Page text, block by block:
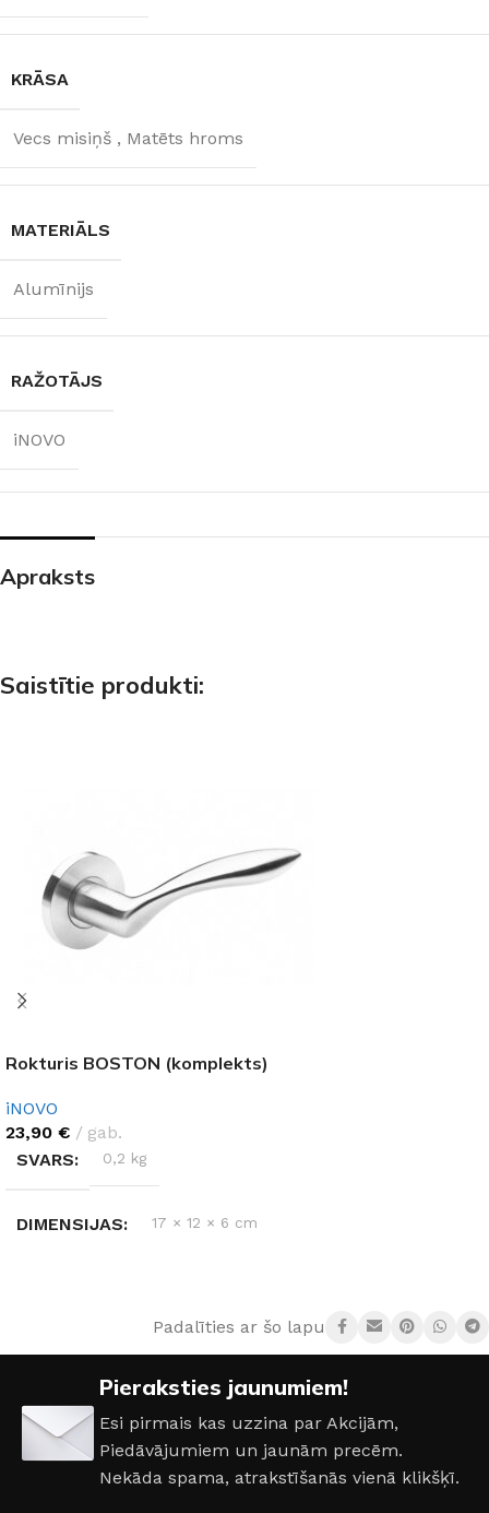
KRĀSA
Vecs misiņš , Matēts hroms
MATERIĀLS
Alumīnijs
RAŽOTĀJS
iNOVO
Apraksts
Saistītie produkti:
Rokturis BOSTON (komplekts)
iNOVO
23,90 €
gab.
SVARS
0,2 kg
DIMENSIJAS 17 × 12 × 6 cm
MATERIĀLS Alumīnijs
RAŽOTĀJS iNOVO
Padalīties ar šo lapu:
Pieraksties jaunumiem!
Esi pirmais kas uzzina par Akcijām,
Piedāvājumiem un jaunām precēm.
Nekāda spama, atrakstīšanās vienā klikšķī.